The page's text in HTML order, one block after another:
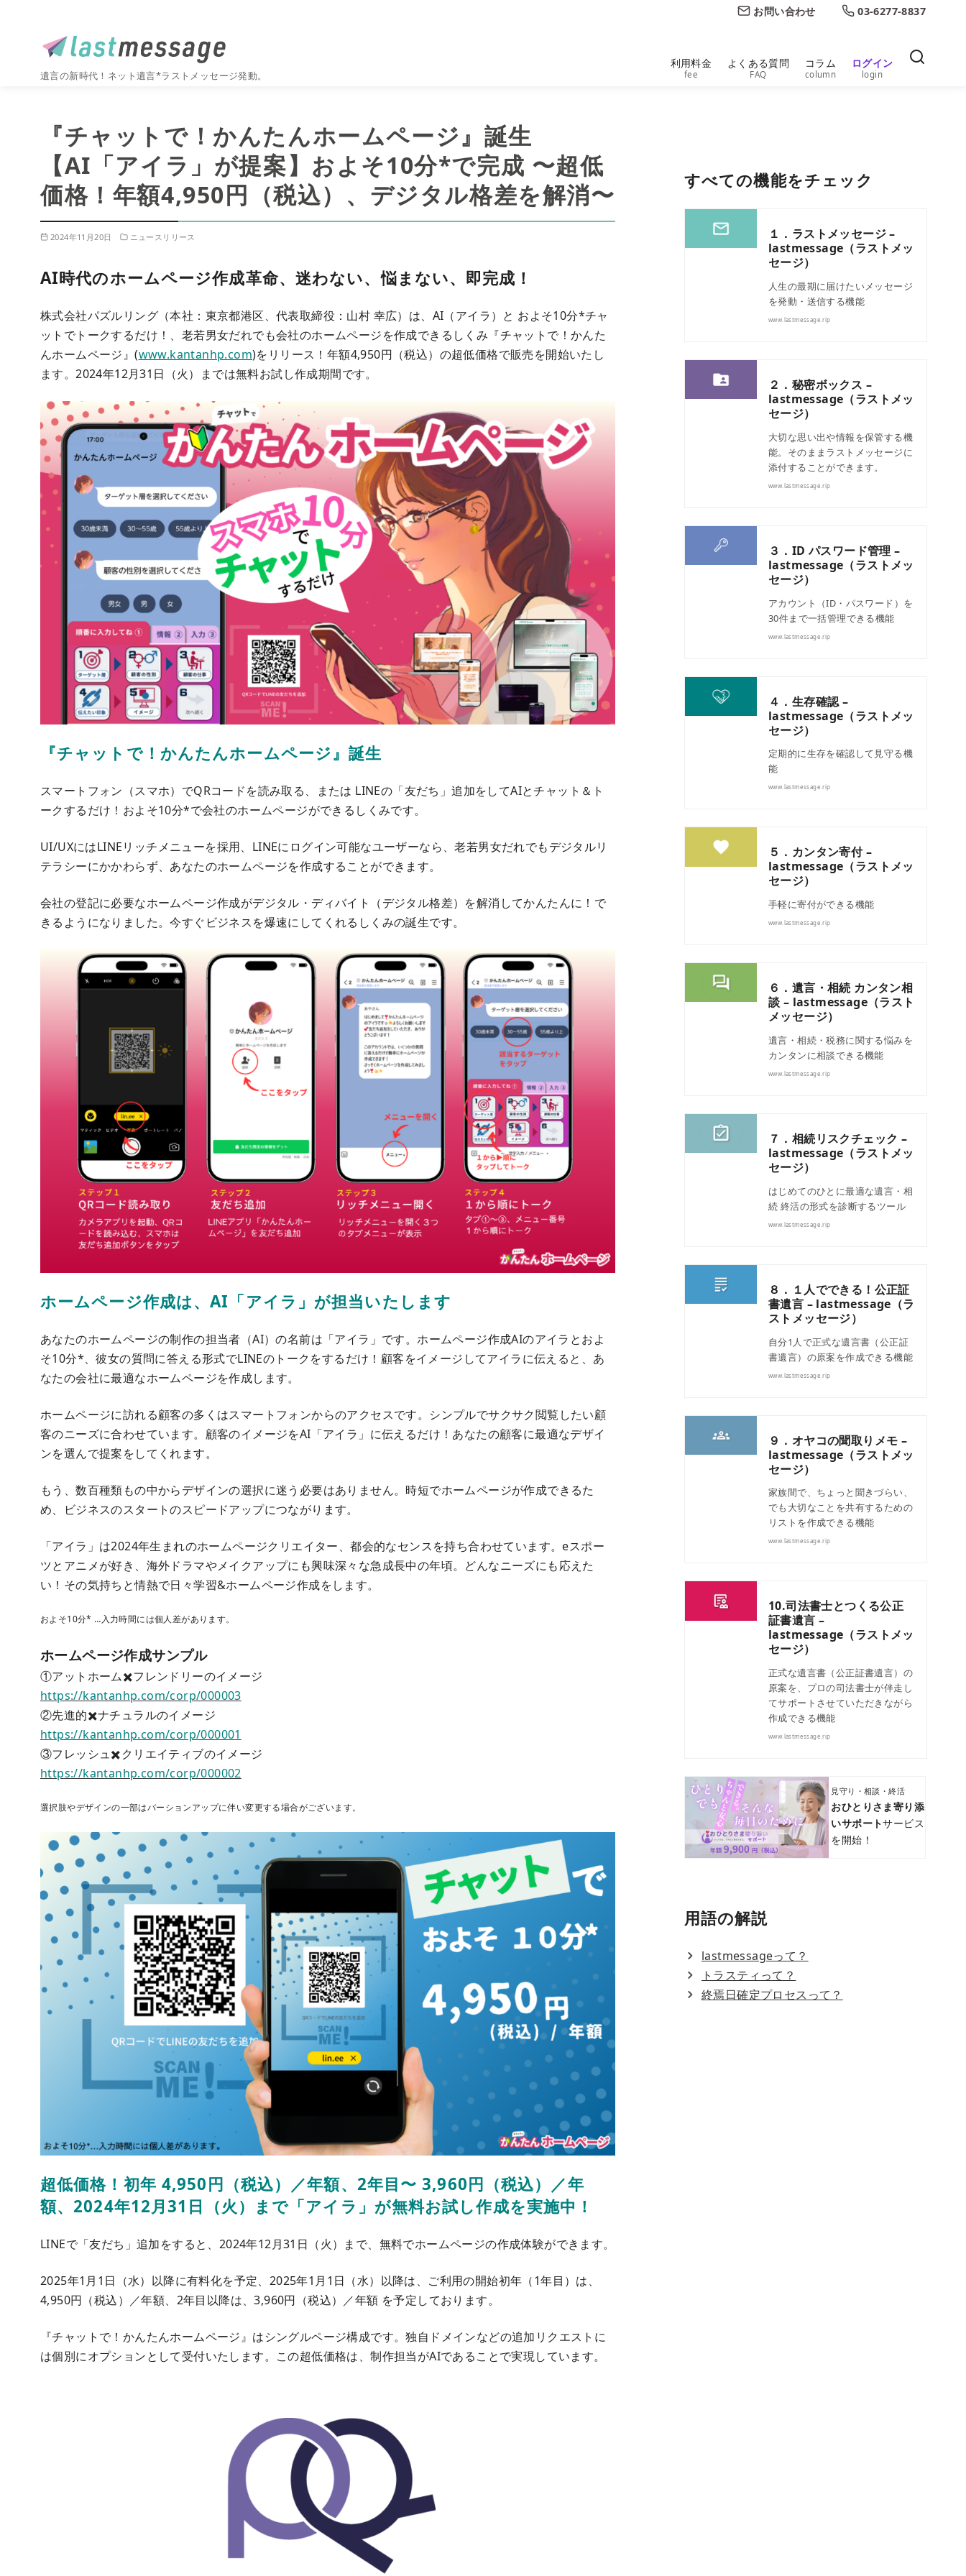
お問い合わせ 03-6277-8837
遺言の新時代！ネット遺言*ラストメッセージ発動。
利用料金
fee
よくある質問
FAQ
コラム
column
ログイン
login
『チャットで！かんたんホームページ』誕生
【AI「アイラ」が提案】およそ10分*で完成 〜超低
価格！年額4,950円（税込）、デジタル格差を解消〜
2024年11月20日 ニュースリリース
AI時代のホームページ作成革命、迷わない、悩まない、即完成！
株式会社パズルリング（本社：東京都港区、代表取締役：山村 幸広）は、AI（アイラ）と およそ10分*チャ
ットでトークするだけ！、老若男女だれでも会社のホームページを作成できるしくみ『チャットで！かんた
んホームページ』(www.kantanhp.com)をリリース！年額4,950円（税込）の超低価格で販売を開始いたし
ます。2024年12月31日（火）までは無料お試し作成期間です。
『チャットで！かんたんホームページ』誕生
スマートフォン（スマホ）でQRコードを読み取る、または LINEの「友だち」追加をしてAIとチャット＆ト
ークするだけ！およそ10分*で会社のホームページができるしくみです。
UI/UXにはLINEリッチメニューを採用、LINEにログイン可能なユーザーなら、老若男女だれでもデジタルリ
テラシーにかかわらず、あなたのホームページを作成することができます。
会社の登記に必要なホームページ作成がデジタル・ディバイト（デジタル格差）を解消してかんたんに！で
きるようになりました。今すぐビジネスを爆速にしてくれるしくみの誕生です。
ホームページ作成は、AI「アイラ」が担当いたします
あなたのホームページの制作の担当者（AI）の名前は「アイラ」です。ホームページ作成AIのアイラとおよ
そ10分*、彼女の質問に答える形式でLINEのトークをするだけ！顧客をイメージしてアイラに伝えると、あ
なたの会社に最適なホームページを作成します。
ホームページに訪れる顧客の多くはスマートフォンからのアクセスです。シンプルでサクサク閲覧したい顧
客のニーズに合わせています。顧客のイメージをAI「アイラ」に伝えるだけ！あなたの顧客に最適なデザイ
ンを選んで提案をしてくれます。
もう、数百種類もの中からデザインの選択に迷う必要はありません。時短でホームページが作成できるた
め、ビジネスのスタートのスピードアップにつながります。
「アイラ」は2024年生まれのホームページクリエイター、都会的なセンスを持ち合わせています。eスポー
ツとアニメが好き、海外ドラマやメイクアップにも興味深々な急成長中の年頃。どんなニーズにも応えた
い！その気持ちと情熱で日々学習&ホームページ作成をします。
およそ10分* …入力時間には個人差があります。
ホームページ作成サンプル
①アットホーム✖️フレンドリーのイメージ
https://kantanhp.com/corp/000003
②先進的✖️ナチュラルのイメージ
https://kantanhp.com/corp/000001
③フレッシュ✖️クリエイティブのイメージ
https://kantanhp.com/corp/000002
選択肢やデザインの一部はバーションアップに伴い変更する場合がございます。
超低価格！初年 4,950円（税込）／年額、2年目〜 3,960円（税込）／年
額、2024年12月31日（火）まで「アイラ」が無料お試し作成を実施中！
LINEで「友だち」追加をすると、2024年12月31日（火）まで、無料でホームページの作成体験ができます。
2025年1月1日（水）以降に有料化を予定、2025年1月1日（水）以降は、ご利用の開始初年（1年目）は、
4,950円（税込）／年額、2年目以降は、3,960円（税込）／年額 を予定しております。
『チャットで！かんたんホームページ』はシングルページ構成です。独自ドメインなどの追加リクエストに
は個別にオプションとして受付いたします。この超低価格は、制作担当がAIであることで実現しています。
すべての機能をチェック
１．ラストメッセージ –
lastmessage（ラストメッ
セージ）
人生の最期に届けたいメッセージ
を発動・送信する機能
www.lastmessage.rip
２．秘密ボックス –
lastmessage（ラストメッ
セージ）
大切な思い出や情報を保管する機
能。そのままラストメッセージに
添付することができます。
www.lastmessage.rip
３．ID パスワード管理 –
lastmessage（ラストメッ
セージ）
アカウント（ID・パスワード）を
30件まで一括管理できる機能
www.lastmessage.rip
４．生存確認 –
lastmessage（ラストメッ
セージ）
定期的に生存を確認して見守る機
能
www.lastmessage.rip
５．カンタン寄付 –
lastmessage（ラストメッ
セージ）
手軽に寄付ができる機能
www.lastmessage.rip
６．遺言・相続 カンタン相
談 – lastmessage（ラスト
メッセージ）
遺言・相続・税務に関する悩みを
カンタンに相談できる機能
www.lastmessage.rip
７．相続リスクチェック –
lastmessage（ラストメッ
セージ）
はじめてのひとに最適な遺言・相
続 終活の形式を診断するツール
www.lastmessage.rip
８．１人でできる！公正証
書遺言 – lastmessage（ラ
ストメッセージ）
自分1人で正式な遺言書（公正証
書遺言）の原案を作成できる機能
www.lastmessage.rip
９．オヤコの聞取りメモ –
lastmessage（ラストメッ
セージ）
家族間で、ちょっと聞きづらい、
でも大切なことを共有するための
リストを作成できる機能
www.lastmessage.rip
10.司法書士とつくる公正
証書遺言 –
lastmessage（ラストメッ
セージ）
正式な遺言書（公正証書遺言）の
原案を、プロの司法書士が伴走し
てサポートさせていただきながら
作成できる機能
www.lastmessage.rip
見守り・相談・終活
おひとりさま寄り添
いサポートサービス
を開始！
用語の解説
lastmessageって？
トラスティって？
終焉日確定プロセスって？